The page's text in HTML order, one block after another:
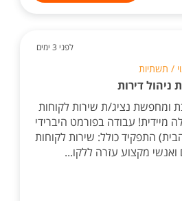
לפני 3 ימים
/ תשתיות
ניהול דירות
ומחפשת נציג/ת שירות לקוחות
עבודה בפורמט היברידי
התפקיד כולל: שירות לקוחות
ואנשי מקצוע עזרה ללקו...